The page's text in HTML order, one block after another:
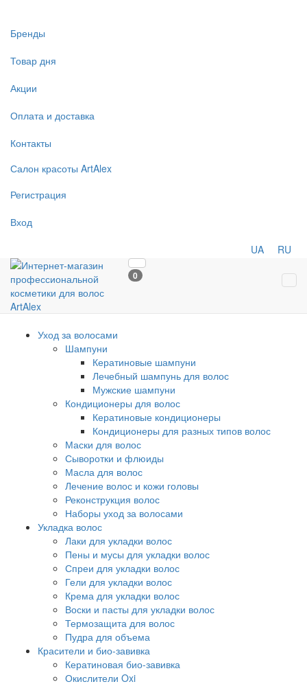
Бренды
Товар дня
Акции
Оплата и доставка
Контакты
Салон красоты ArtAlex
Регистрация
Вход
UA RU
0
Уход за волосами
Шампуни
Кератиновые шампуни
Лечебный шампунь для волос
Мужские шампуни
Кондиционеры для волос
Кератиновые кондиционеры
Кондиционеры для разных типов волос
Маски для волос
Сыворотки и флюиды
Масла для волос
Лечение волос и кожи головы
Реконструкция волос
Наборы уход за волосами
Укладка волос
Лаки для укладки волос
Пены и мусы для укладки волос
Спреи для укладки волос
Гели для укладки волос
Крема для укладки волос
Воски и пасты для укладки волос
Термозащита для волос
Пудра для объема
Красители и био-завивка
Кератиновая био-завивка
Окислители Oxi